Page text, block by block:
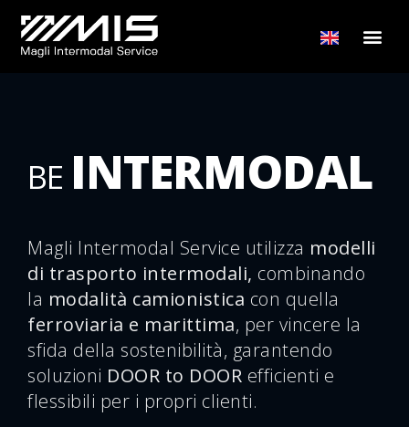
BE INTERMODAL
Magli Intermodal Service utilizza modelli
di trasporto intermodali, combinando
la modalità camionistica con quella
ferroviaria e marittima, per vincere la
sfida della sostenibilità, garantendo
soluzioni DOOR to DOOR efficienti e
flessibili per i propri clienti.